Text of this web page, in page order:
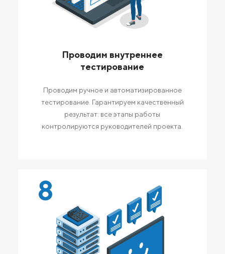
Проводим внутреннее
тестирование
Проводим ручное и автоматизированное
тестирование. Гарантируем качественный
результат: все этапы работы
контролируются руководителей проекта.
8